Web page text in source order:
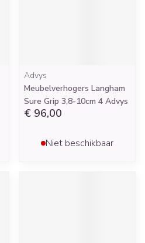
Advys
Meubelverhogers Langham
Sure Grip 3,8-10cm 4 Advys
€ 96,00
Niet beschikbaar